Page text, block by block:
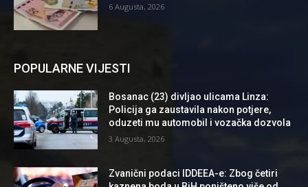
6 Augusta, 2026
POPULARNE VIJESTI
Bosanac (23) divljao ulicama Linza:
Policija ga zaustavila nakon potjere,
oduzeti mu automobil i vozačka dozvola
3 Augusta, 2026
Zvanični podaci IDDEEA-e: Zbog četiri